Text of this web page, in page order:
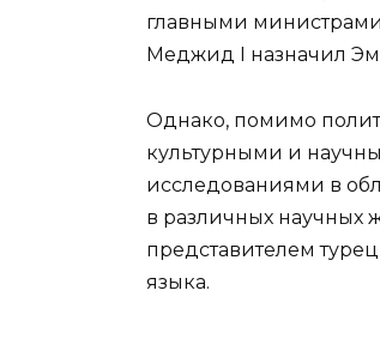
главными
Меджид I назначил
Однако, помимо
культурными и
исследованиями в
в различных научных
представителем
языка.